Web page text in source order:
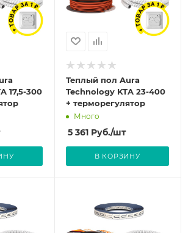
17,5-300
Теплый пол Aura
Technology KTA 23-400
+ терморегулятор
Много
5 361Руб./шт
В КОРЗИНУ